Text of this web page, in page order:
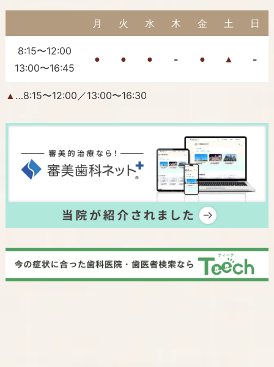
月 火 水 木 金 土 日
8:15〜12:00
13:00〜16:45
● ● ● - ● ▲ -
▲ …8:15〜12:00／13:00〜16:30